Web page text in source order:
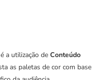
a utilização de Conteúdo
as paletas de cor com base